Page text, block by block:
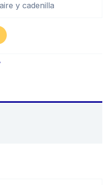
y cadenilla